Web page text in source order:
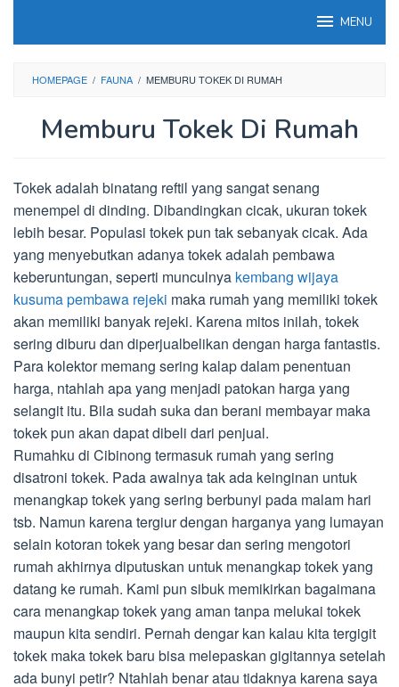
MENU
HOMEPAGE / FAUNA / MEMBURU TOKEK DI RUMAH
Memburu Tokek Di Rumah
Tokek adalah binatang reftil yang sangat senang
menempel di dinding. Dibandingkan cicak, ukuran tokek
lebih besar. Populasi tokek pun tak sebanyak cicak. Ada
yang menyebutkan adanya tokek adalah pembawa
keberuntungan, seperti munculnya kembang wijaya
kusuma pembawa rejeki maka rumah yang memiliki tokek
akan memiliki banyak rejeki. Karena mitos inilah, tokek
sering diburu dan diperjualbelikan dengan harga fantastis.
Para kolektor memang sering kalap dalam penentuan
harga, ntahlah apa yang menjadi patokan harga yang
selangit itu. Bila sudah suka dan berani membayar maka
tokek pun akan dapat dibeli dari penjual.
Rumahku di Cibinong termasuk rumah yang sering
disatroni tokek. Pada awalnya tak ada keinginan untuk
menangkap tokek yang sering berbunyi pada malam hari
tsb. Namun karena tergiur dengan harganya yang lumayan
selain kotoran tokek yang besar dan sering mengotori
rumah akhirnya diputuskan untuk menangkap tokek yang
datang ke rumah. Kami pun sibuk memikirkan bagaimana
cara menangkap tokek yang aman tanpa melukai tokek
maupun kita sendiri. Pernah dengar kan kalau kita tergigit
tokek maka tokek baru bisa melepaskan gigitannya setelah
ada bunyi petir? Ntahlah benar atau tidaknya karena saya